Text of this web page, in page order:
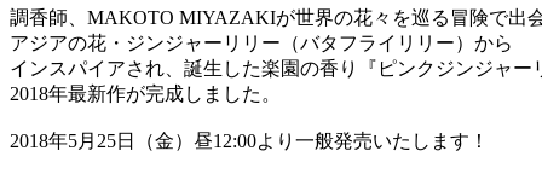
調香師、MAKOTO MIYAZAKIが世界の花々を巡る冒険で出
アジアの花・ジンジャーリリー（バタフライリリー）から
インスパイアされ、誕生した楽園の香り『ピンクジンジャー
2018年最新作が完成しました。
2018年5月25日（金）昼12:00より一般発売いたします！